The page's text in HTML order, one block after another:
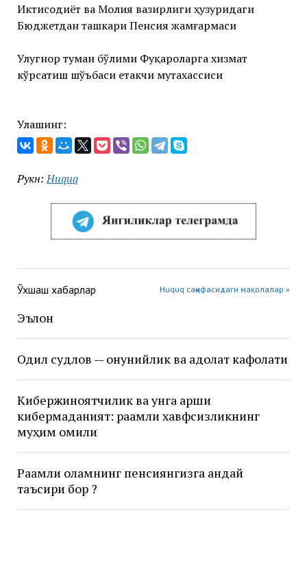
Иктисодиёт ва Молия вазирлиги ҳузуридаги
Бюджетдан ташкари Пенсия жамғармаси
Улугнор туман бўлими Фуқароларга хизмат
кўрсатиш шўъбаси етакчи мутахассиси
Улашинг:
Рукн: Huquq
Ўхшаш хабарлар Huquq саҳифасидаги мақолалар »
Эълон
Одил судлов — қонунийлик ва адолат кафолати
Кибержиноятчилик ва унга қарши
кибермаданият: рақамли хавфсизликнинг
муҳим омили
Рақамли оламнинг пенсиянгизга қандай
таъсири бор ?